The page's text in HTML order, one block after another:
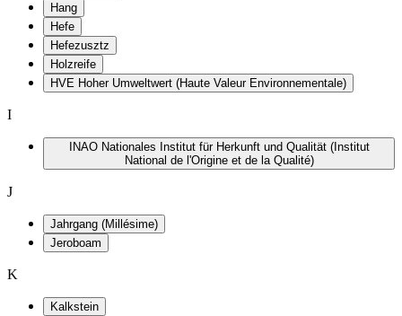
Hang
Hefe
Hefezusztz
Holzreife
HVE Hoher Umweltwert (Haute Valeur Environnementale)
I
INAO Nationales Institut für Herkunft und Qualität (Institut
National de l'Origine et de la Qualité)
J
Jahrgang (Millésime)
Jeroboam
K
Kalkstein